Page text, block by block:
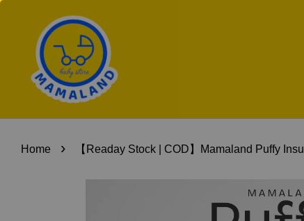
Home › 【Readay Stock | COD】Mamaland Puffy